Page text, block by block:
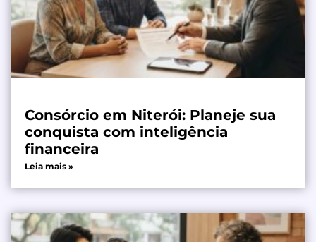
Consórcio em Niterói: Planeje sua
conquista com inteligência
financeira
Leia mais »